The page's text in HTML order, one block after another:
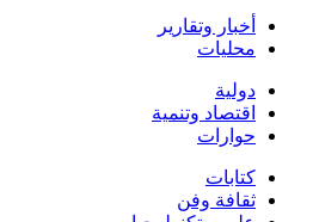
أخبار وتقارير
محليات
دولية
اقتصاد وتنمية
حوارات
كتابات
ثقافة وفن